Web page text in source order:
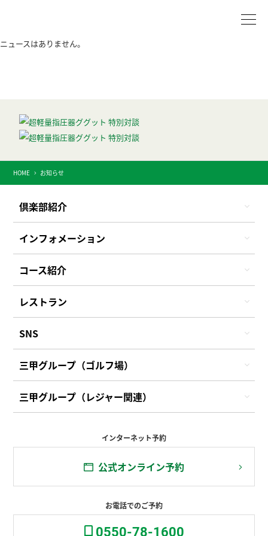
ニュースはありません。
HOME お知らせ
インターネット予約
公式オンライン予約
お電話でのご予約
0550-78-1600
倶楽部紹介
インフォメーション
コース紹介
レストラン
SNS
三甲グループ（ゴルフ場）
三甲グループ（レジャー関連）